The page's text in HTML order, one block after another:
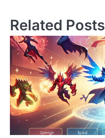
Related Posts